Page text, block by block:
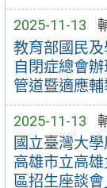
2025-11-13
教育部國民
自閉症總會
管道暨適應輔
2025-11-13
國立臺灣大
高雄市立高
區招生座談